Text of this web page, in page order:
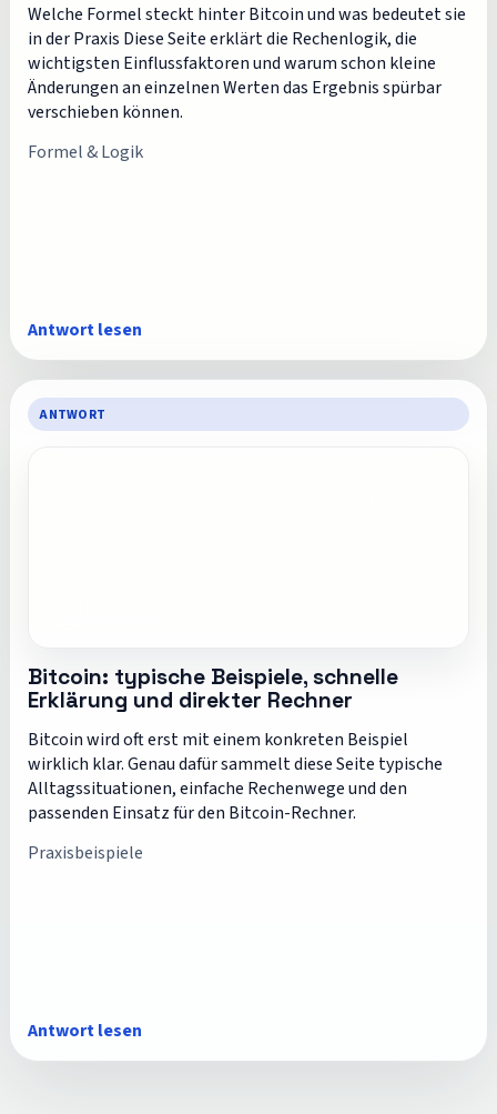
Welche Formel steckt hinter Bitcoin und was bedeutet sie
in der Praxis Diese Seite erklärt die Rechenlogik, die
wichtigsten Einflussfaktoren und warum schon kleine
Änderungen an einzelnen Werten das Ergebnis spürbar
verschieben können.
Formel & Logik
Antwort lesen
ANTWORT
Bitcoin: typische Beispiele, schnelle
Erklärung und direkter Rechner
Bitcoin wird oft erst mit einem konkreten Beispiel
wirklich klar. Genau dafür sammelt diese Seite typische
Alltagssituationen, einfache Rechenwege und den
passenden Einsatz für den Bitcoin-Rechner.
Praxisbeispiele
Antwort lesen